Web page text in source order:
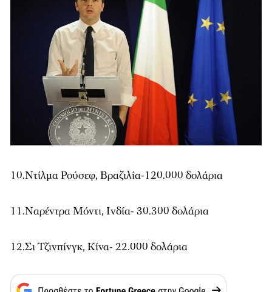
10.Ντίλμα Ρούσεφ, Βραζιλία-120.000 δολάρια
11.Ναρέντρα Μόντι, Ινδία- 30.300 δολάρια
12.Σι Τζινπίνγκ, Κίνα- 22.000 δολάρια